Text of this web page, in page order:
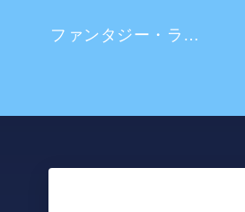
ファンタジー・ラブコメ